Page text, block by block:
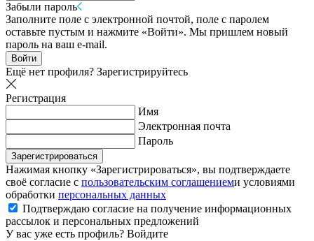
Забыли пароль
Заполните поле с электронной почтой, поле с паролем
оставьте пустым и нажмите «Войти». Мы пришлем новый
пароль на ваш e-mail.
Войти
Ещё нет профиля? Зарегистрируйтесь
Регистрация
Имя
Электронная почта
Пароль
Зарегистрироваться
Нажимая кнопку «Зарегистрироваться», вы подтверждаете
своё согласие с пользовательским соглашениеми условиями
обработки персональных данных
Подтверждаю согласие на получение информационных
рассылок и персональных предложений
У вас уже есть профиль? Войдите